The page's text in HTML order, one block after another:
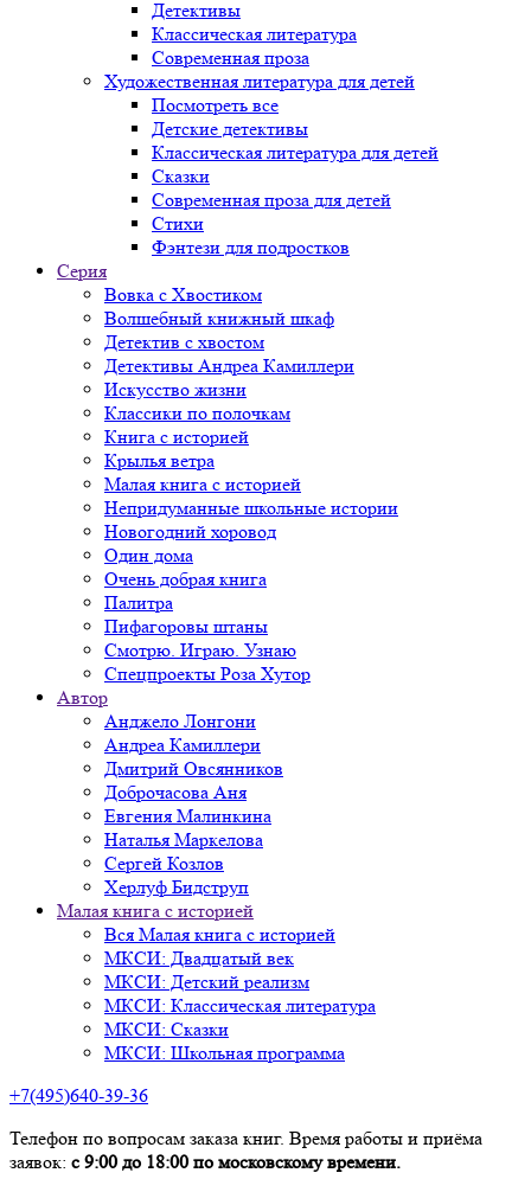
Детективы
Классическая литература
Современная проза
Художественная литература для детей
Посмотреть все
Детские детективы
Классическая литература для детей
Сказки
Современная проза для детей
Стихи
Фэнтези для подростков
Серия
Вовка с Хвостиком
Волшебный книжный шкаф
Детектив с хвостом
Детективы Андреа Камиллери
Искусство жизни
Классики по полочкам
Книга с историей
Крылья ветра
Малая книга с историей
Непридуманные школьные истории
Новогодний хоровод
Один дома
Очень добрая книга
Палитра
Пифагоровы штаны
Смотрю. Играю. Узнаю
Спецпроекты Роза Хутор
Автор
Анджело Лонгони
Андреа Камиллери
Дмитрий Овсянников
Доброчасова Аня
Евгения Малинкина
Наталья Маркелова
Сергей Козлов
Херлуф Бидструп
Малая книга с историей
Вся Малая книга с историей
МКСИ: Двадцатый век
МКСИ: Детский реализм
МКСИ: Классическая литература
МКСИ: Сказки
МКСИ: Школьная программа
+7(495)640-39-36
Телефон по вопросам заказа книг. Время работы и приёма
заявок: с 9:00 до 18:00 по московскому времени.